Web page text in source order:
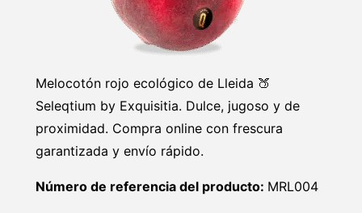
Melocotón rojo ecológico de Lleida 🍑
Seleqtium by Exquisitia. Dulce, jugoso y de
proximidad. Compra online con frescura
garantizada y envío rápido.
Número de referencia del producto: MRL004